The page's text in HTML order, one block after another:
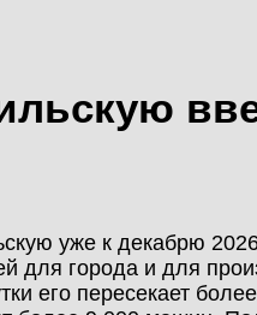
уже к декабрю
для города и для
его пересекает